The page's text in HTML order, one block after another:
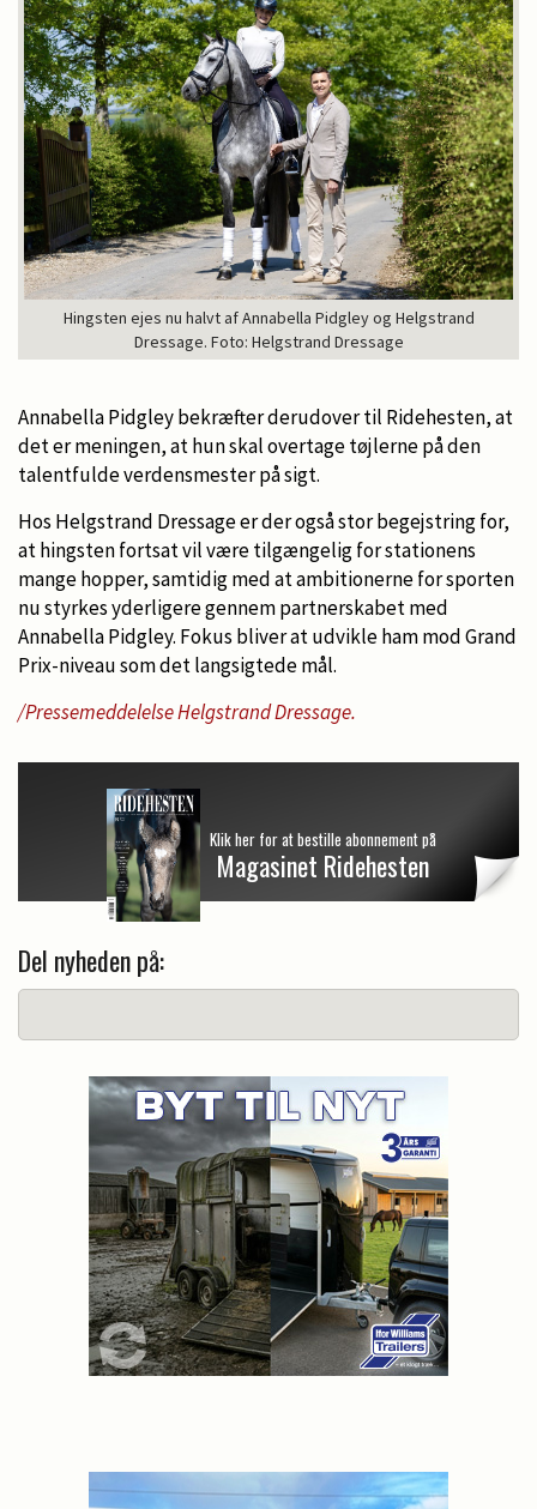
Hingsten ejes nu halvt af Annabella Pidgley og Helgstrand
Dressage. Foto: Helgstrand Dressage
Annabella Pidgley bekræfter derudover til Ridehesten, at
det er meningen, at hun skal overtage tøjlerne på den
talentfulde verdensmester på sigt.
Hos Helgstrand Dressage er der også stor begejstring for,
at hingsten fortsat vil være tilgængelig for stationens
mange hopper, samtidig med at ambitionerne for sporten
nu styrkes yderligere gennem partnerskabet med
Annabella Pidgley. Fokus bliver at udvikle ham mod Grand
Prix-niveau som det langsigtede mål.
/Pressemeddelelse Helgstrand Dressage.
Klik her for at bestille abonnement på
Magasinet Ridehesten
Del nyheden på: